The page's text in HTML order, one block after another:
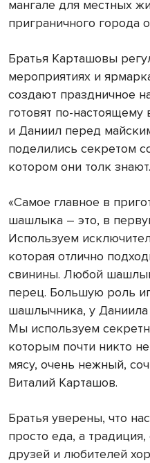
мангале для местных
приграничного города
Братья Карташовы
мероприятиях и
создают праздничное
готовят по-
и Даниил перед
поделились секретом
котором они толк знают.
«Самое главное в
шашлыка – это, в
Используем
которая отлично
свинины. Любой
перец. Большую роль
шашлычника, у Даниила
Мы используем
которым почти никто
мясу, очень нежный,
Виталий Карташов.
Братья уверены, что
просто еда, а
друзей и любителей